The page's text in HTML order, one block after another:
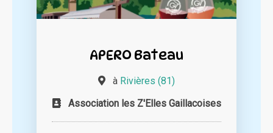
APERO Bateau
à Rivières (81)
Association les Z'Elles Gaillacoises